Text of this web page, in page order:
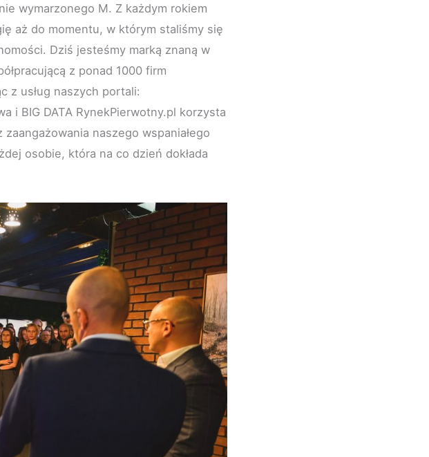
wymarzonego M. Z każdym rokiem
aż do momentu, w którym staliśmy się
Dziś jesteśmy marką znaną w
z ponad 1000 firm
z usług naszych portali:
i BIG DATA RynekPierwotny.pl korzysta
naszego wspaniałego
osobie, która na co dzień dokłada